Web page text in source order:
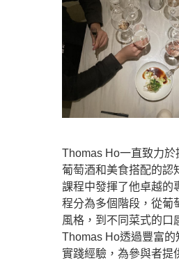
Thomas Ho一直致力於
葡萄酒和美食搭配的認
課程中發揮了他卓越的
程分為多個階段，從葡
風格，到不同菜式的口
Thomas Ho透過豐富的
實踐經驗，為參與者提